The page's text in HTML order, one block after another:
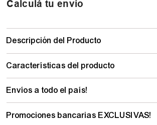
Calculá tu envío
Descripción del Producto
Características del producto
Envíos a todo el país!
Promociones bancarias EXCLUSIVAS!